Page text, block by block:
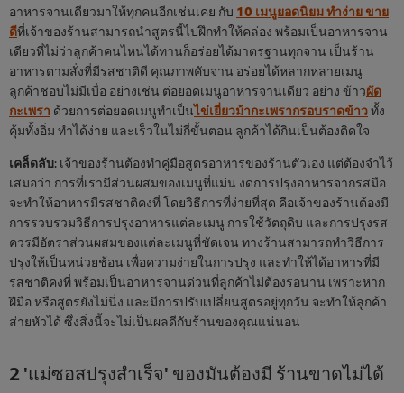
อาหารจานเดียวมาให้ทุกคนอีกเช่นเคย กับ 10 เมนูยอดนิยม ทำง่าย ขาย
ดีที่เจ้าของร้านสามารถนำสูตรนี้ไปฝึกทำให้คล่อง พร้อมเป็นอาหารจาน
เดียวที่ไม่ว่าลูกค้าคนไหนได้ทานก็อร่อยได้มาตรฐานทุกจาน เป็นร้าน
อาหารตามสั่งที่มีรสชาติดี คุณภาพคับจาน อร่อยได้หลากหลายเมนู
ลูกค้าชอบไม่มีเบื่อ อย่างเช่น ต่อยอดเมนูอาหารจานเดียว อย่าง ข้าวผัด
กะเพรา ด้วยการต่อยอดเมนูทำเป็นไข่เยี่ยวม้ากะเพรากรอบราดข้าวทั้ง
คุ้มทั้งอิ่ม ทำได้ง่าย และเร็วในไม่กี่ขั้นตอน ลูกค้าได้กินเป็นต้องติดใจ
เคล็ดลับ: เจ้าของร้านต้องทำคู่มือสูตรอาหารของร้านตัวเอง แต่ต้องจำไว้
เสมอว่า การที่เรามีส่วนผสมของเมนูที่แม่น งดการปรุงอาหารจากรสมือ
จะทำให้อาหารมีรสชาติคงที่ โดยวิธีการที่ง่ายที่สุด คือเจ้าของร้านต้องมี
การรวบรวมวิธีการปรุงอาหารแต่ละเมนู การใช้วัตถุดิบ และการปรุงรส
ควรมีอัตราส่วนผสมของแต่ละเมนูที่ชัดเจน ทางร้านสามารถทำวิธีการ
ปรุงให้เป็นหน่วยช้อน เพื่อความง่ายในการปรุง และทำให้ได้อาหารที่มี
รสชาติคงที่ พร้อมเป็นอาหารจานด่วนที่ลูกค้าไม่ต้องรอนาน เพราะหาก
ฝีมือ หรือสูตรยังไม่นิ่ง และมีการปรับเปลี่ยนสูตรอยู่ทุกวัน จะทำให้ลูกค้า
ส่ายหัวได้ ซึ่งสิ่งนี้จะไม่เป็นผลดีกับร้านของคุณแน่นอน
2 'แม่ซอสปรุงสำเร็จ' ของมันต้องมี ร้านขาดไม่ได้